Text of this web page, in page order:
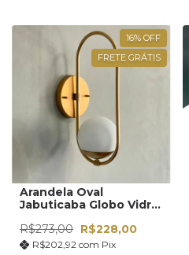
16% OFF
FRETE GRÁTIS
Arandela Oval
Jabuticaba Globo Vidro
R$273,00 R$228,00
R$202,92 com Pix